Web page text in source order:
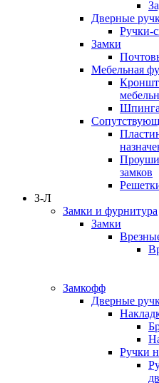
Дверные
Ручки-
Замки
Мебельная
замков
З-Л
Замки и фурнитура
Замки
Замкофф
Дверные
Ручки